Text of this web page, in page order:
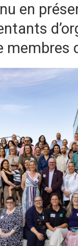
en
membres